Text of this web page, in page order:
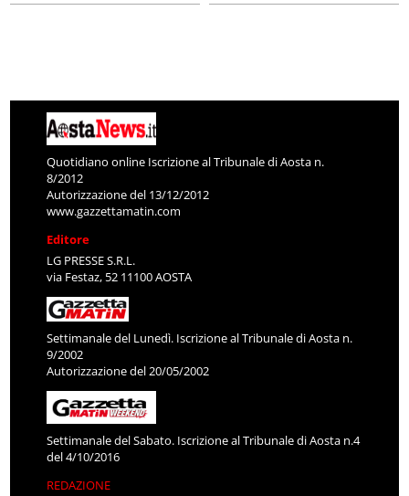
Quotidiano online Iscrizione al Tribunale di Aosta n.
8/2012
Autorizzazione del 13/12/2012
www.gazzettamatin.com
Editore
LG PRESSE S.R.L.
via Festaz, 52 11100 AOSTA
Settimanale del Lunedì. Iscrizione al Tribunale di Aosta n.
9/2002
Autorizzazione del 20/05/2002
Settimanale del Sabato. Iscrizione al Tribunale di Aosta n.4
del 4/10/2016
REDAZIONE